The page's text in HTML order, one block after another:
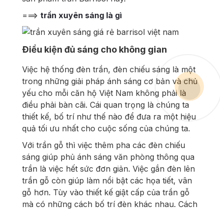
===> trần xuyên sáng là gì
Điều kiện đủ sáng cho không gian
Việc hệ thống đèn trần, đèn chiếu sáng là một
trong những giải pháp ánh sáng cơ bản và chủ
yếu cho mỗi căn hộ Việt Nam không phải là
điều phải bàn cãi. Cái quan trọng là chúng ta
thiết kế, bố trí như thế nào để đưa ra một hiệu
quả tối ưu nhất cho cuộc sống của chúng ta.
Với trần gỗ thì việc thêm pha các đèn chiếu
sáng giúp phủ ánh sáng văn phòng thông qua
trần là việc hết sức đơn giản. Việc gắn đèn lên
trần gỗ còn giúp làm nổi bật các họa tiết, vân
gỗ hơn. Tùy vào thiết kế giật cấp của trần gỗ
mà có những cách bố trí đèn khác nhau. Cách